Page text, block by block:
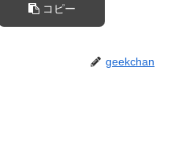
コピー
geekchan